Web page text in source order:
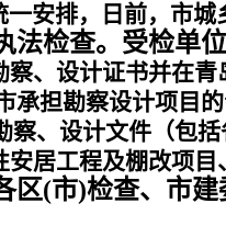
安排，日前， 市城
法检查。受检单
、设计证书并在
承担勘察设计项目
察、设计文件（包
安居工程及棚改项
区(市)检查、市